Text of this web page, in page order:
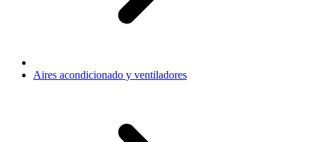
Aires acondicionado y ventiladores